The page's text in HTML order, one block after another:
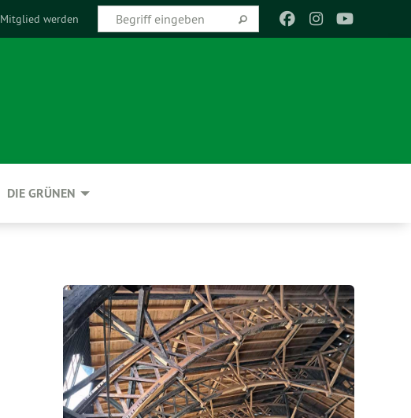
Mitglied werden
DIE GRÜNEN